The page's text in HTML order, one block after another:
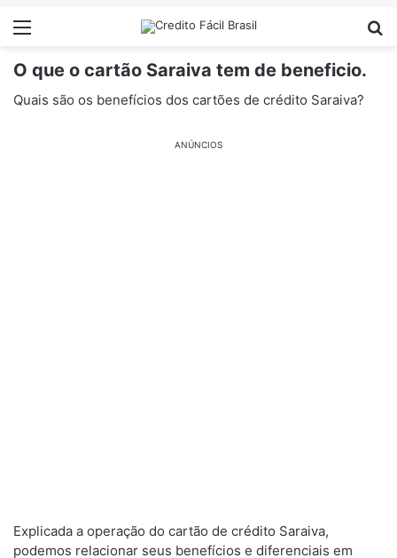
Menu
O que o cartão Saraiva tem de beneficio.
Quais são os benefícios dos cartões de crédito Saraiva?
ANÚNCIOS
Explicada a operação do cartão de crédito Saraiva,
podemos relacionar seus benefícios e diferenciais em